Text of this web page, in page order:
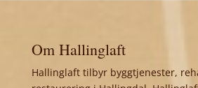
Om Hallinglaft
Hallinglaft tilbyr byggtjenester,